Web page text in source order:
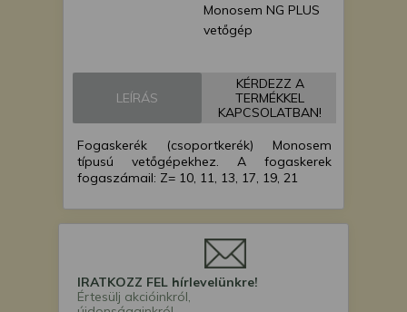
Monosem NG PLUS
vetőgép
LEÍRÁS
KÉRDEZZ A
TERMÉKKEL
KAPCSOLATBAN!
Fogaskerék (csoportkerék) Monosem
típusú vetőgépekhez. A fogaskerek
fogaszámail: Z= 10, 11, 13, 17, 19, 21
IRATKOZZ FEL hírlevelünkre!
Értesülj akcióinkról,